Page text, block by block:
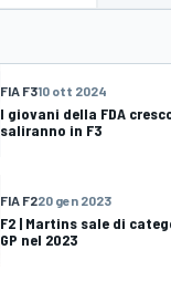
FIA F310 ott 2024
I giovani della FDA
saliranno in F3
FIA F220 gen 2023
F2 | Martins sale di
GP nel 2023